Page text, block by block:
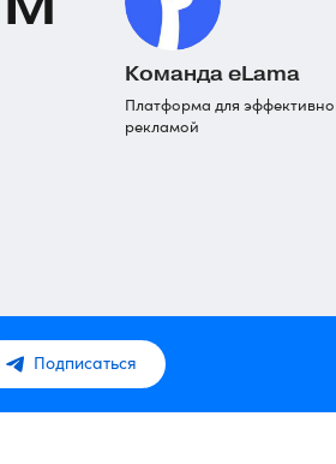
Команда eLama
Платформа для
рекламой
Подписаться